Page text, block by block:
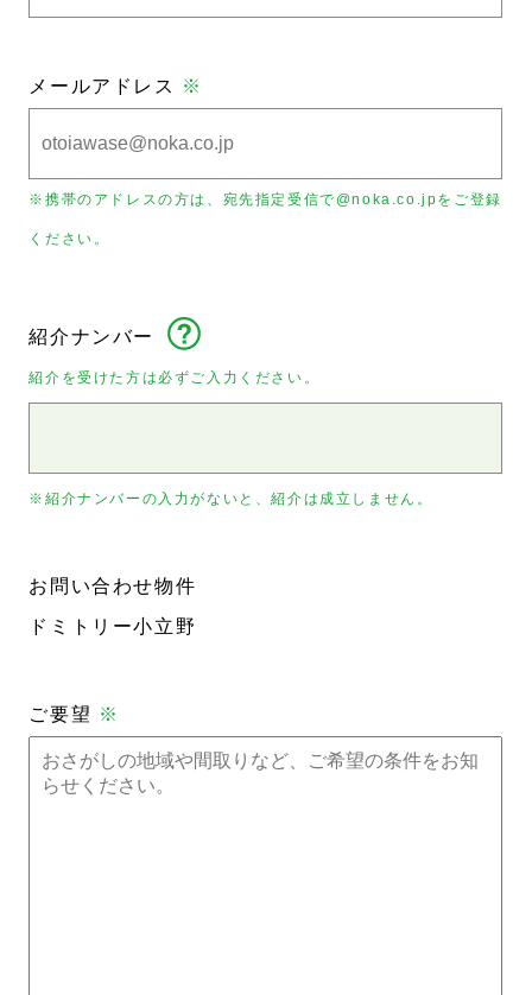
メールアドレス ※
※携帯のアドレスの方は、宛先指定受信で@noka.co.jpをご登録
ください。
紹介ナンバー
紹介を受けた方は必ずご入力ください。
※紹介ナンバーの入力がないと、紹介は成立しません。
お問い合わせ物件
ドミトリー小立野
ご要望 ※